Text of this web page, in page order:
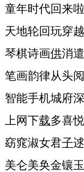
童年时代回来
天地轮回玩穿
琴棋诗画供消
笔画韵律从头
智能手机城府
上网下载多喜
窈窕淑女君子
美仑美奂金镶